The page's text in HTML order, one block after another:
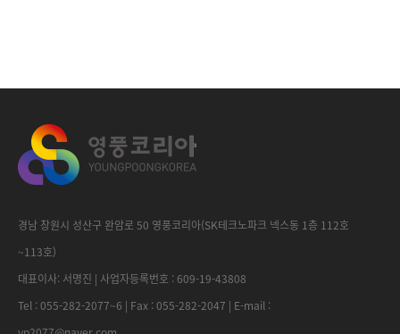
경남 창원시 성산구 완암로 50 영풍코리아(SK테크노파크 넥스동 1층 112호
~113호)
대표이사: 서명진 | 사업자등록번호 : 609-19-43808
Tel : 055-282-2077~6 | Fax : 055-282-2047 | E-mail :